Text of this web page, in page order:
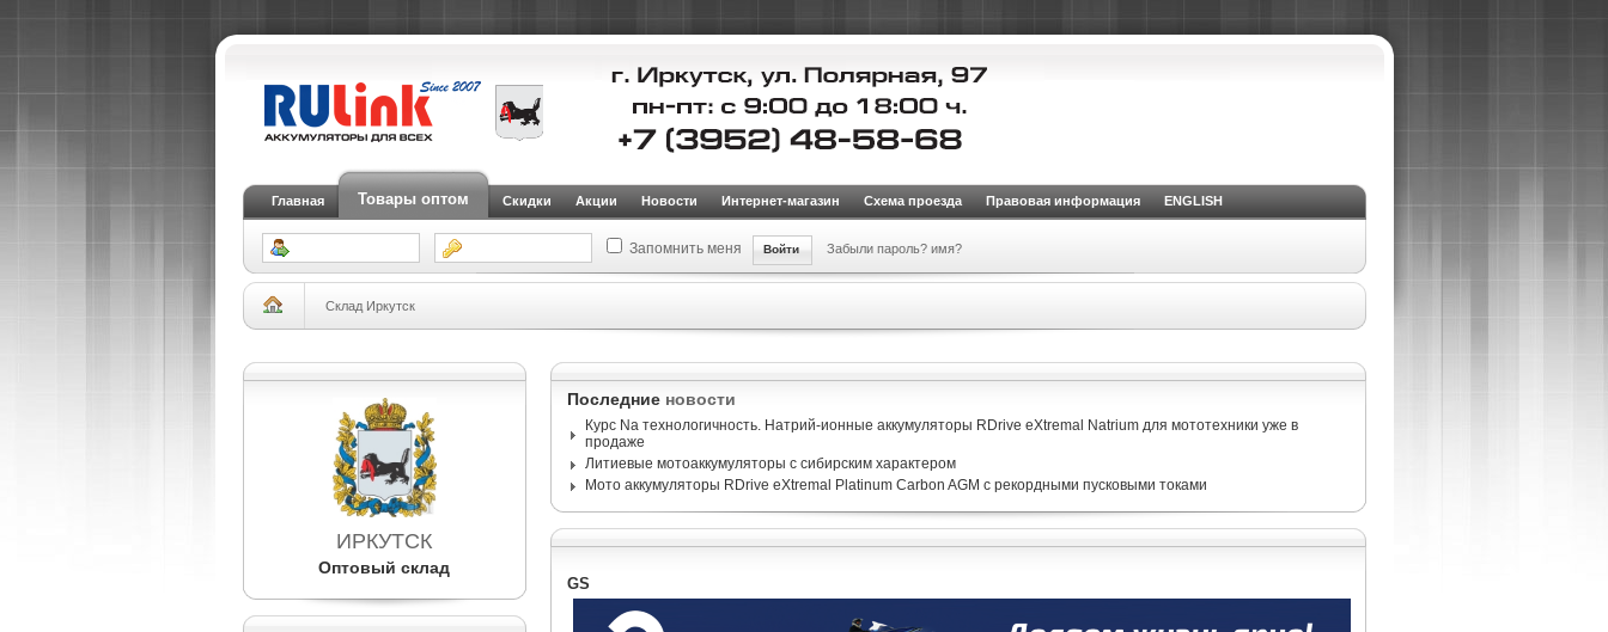
Главная Товары оптом Скидки Акции Новости Интернет-магазин Схема проезда Правовая информация ENGLISH
Запомнить меня Забыли пароль? имя?
Склад Иркутск
ИРКУТСК
Оптовый склад
Последние новости
Курс Na технологичность. Натрий-ионные аккумуляторы RDrive eXtremal Natrium для мототехники уже в
продаже
Литиевые мотоаккумуляторы с сибирским характером
Мото аккумуляторы RDrive eXtremal Platinum Carbon AGM с рекордными пусковыми токами
GS